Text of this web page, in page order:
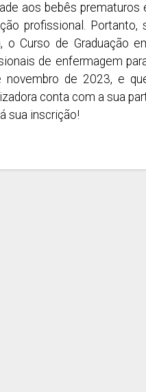
aos bebês
profissional.
o Curso de Graduação
de enfermagem
novembro de 2023, e
conta com a sua
sua inscrição!